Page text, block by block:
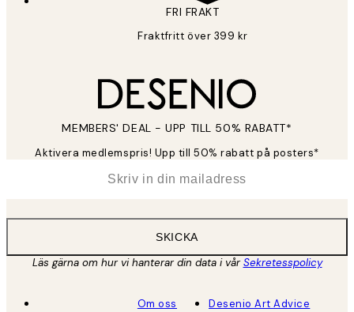
FRI FRAKT
Fraktfritt över 399 kr
MEMBERS' DEAL - UPP TILL 50% RABATT*
Aktivera medlemspris! Upp till 50% rabatt på posters*
SKICKA
Läs gärna om hur vi hanterar din data i vårSekretesspolicy
Om oss
Desenio Art Advice